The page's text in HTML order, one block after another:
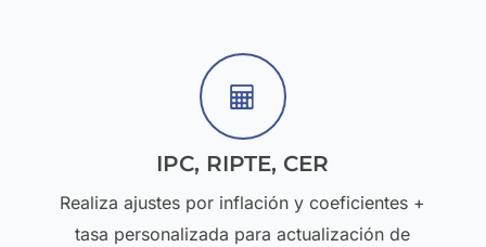
IPC, RIPTE, CER
Realiza ajustes por inflación y coeficientes +
tasa personalizada para actualización de